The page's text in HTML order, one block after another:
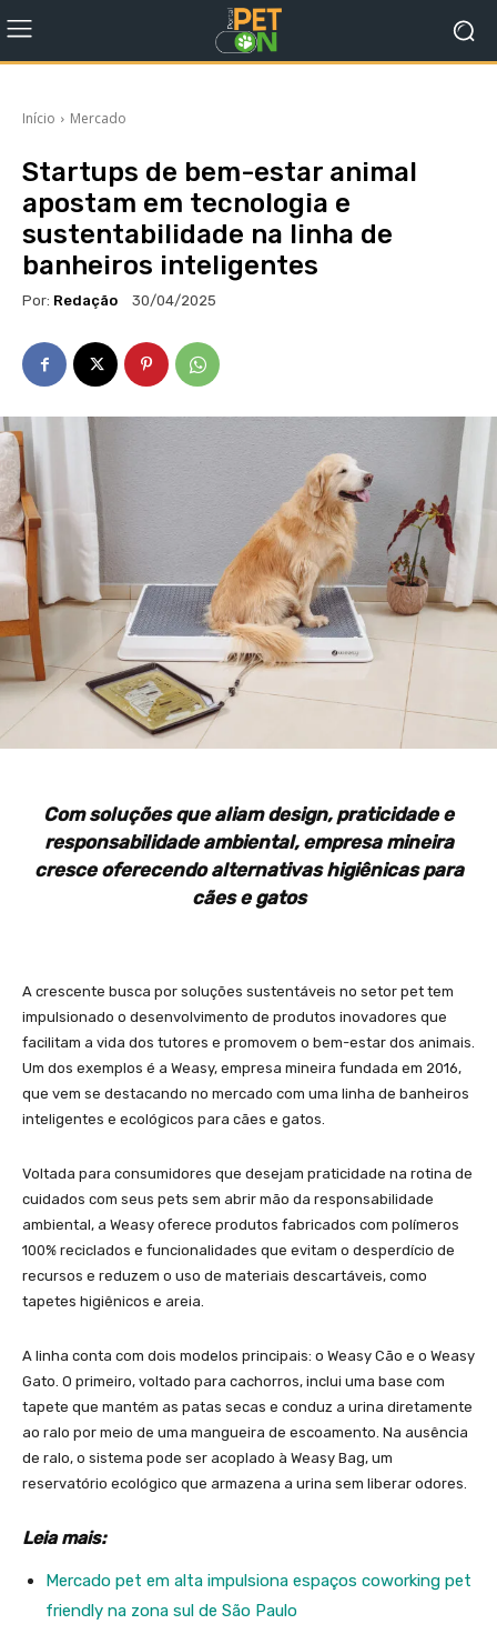
Início Mercado
Startups de bem-estar animal
apostam em tecnologia e
sustentabilidade na linha de
banheiros inteligentes
Por: Redação 30/04/2025
Com soluções que aliam design, praticidade e
responsabilidade ambiental, empresa mineira
cresce oferecendo alternativas higiênicas para
cães e gatos
A crescente busca por soluções sustentáveis no setor pet tem
impulsionado o desenvolvimento de produtos inovadores que
facilitam a vida dos tutores e promovem o bem-estar dos animais.
Um dos exemplos é a Weasy, empresa mineira fundada em 2016,
que vem se destacando no mercado com uma linha de banheiros
inteligentes e ecológicos para cães e gatos.
Voltada para consumidores que desejam praticidade na rotina de
cuidados com seus pets sem abrir mão da responsabilidade
ambiental, a Weasy oferece produtos fabricados com polímeros
100% reciclados e funcionalidades que evitam o desperdício de
recursos e reduzem o uso de materiais descartáveis, como
tapetes higiênicos e areia.
A linha conta com dois modelos principais: o Weasy Cão e o Weasy
Gato. O primeiro, voltado para cachorros, inclui uma base com
tapete que mantém as patas secas e conduz a urina diretamente
ao ralo por meio de uma mangueira de escoamento. Na ausência
de ralo, o sistema pode ser acoplado à Weasy Bag, um
reservatório ecológico que armazena a urina sem liberar odores.
Leia mais:
Mercado pet em alta impulsiona espaços coworking pet
friendly na zona sul de São Paulo